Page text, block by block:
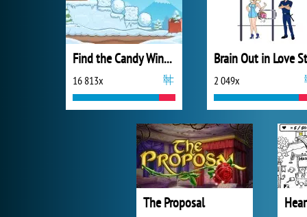
Find the Candy Winter
16 813x 2 049x
The Proposal